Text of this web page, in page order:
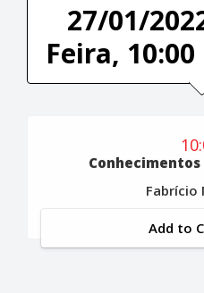
27/01/
Feira, 10:00
Fabrício
Add to